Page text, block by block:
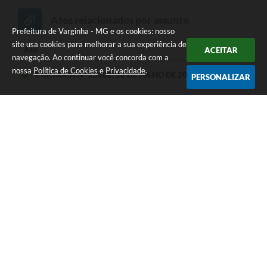
Prefeitura de Varginha - MG e os cookies: nosso
site usa cookies para melhorar a sua experiência de
navegação. Ao continuar você concorda com a
nossa Política de Cookies e Privacidade.
ACEITAR
PERSONALIZAR
Ato
Ato
PORTARIA Nº 23282, 22 DE JULHO DE 2026